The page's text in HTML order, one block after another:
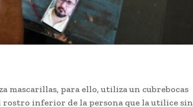
mascarillas, para ello, utiliza un cubrebocas
rostro inferior de la persona que la utilice sin